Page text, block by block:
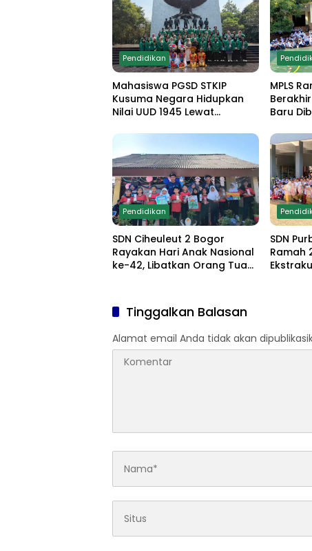
Pendidikan
Mahasiswa PGSD STKIP
Kusuma Negara Hidupkan
Nilai UUD 1945 Lewat
Monumen Pancasila Sakti
MPLS
Baru
Demo
Pendidikan
SDN Ciheuleut 2 Bogor
Rayakan Hari Anak Nasional
ke-42, Libatkan Orang Tua
Berprestasi
SDN
Ramah
Tinggalkan Balasan
Alamat email Anda tidak akan